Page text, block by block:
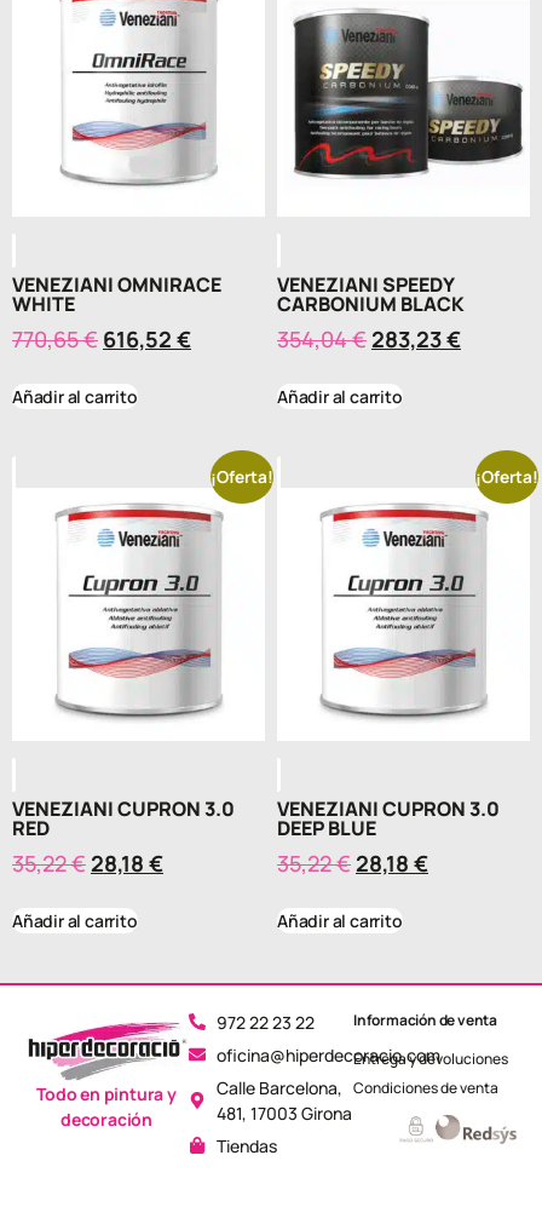
VENEZIANI OMNIRACE
WHITE
770,65€ 616,52 €
Añadir al carrito
VENEZIANI SPEEDY
CARBONIUM BLACK
354,04€ 283,23€
Añadir al carrito
¡Oferta!
VENEZIANI CUPRON 3.0
RED
35,22€ 28,18 €
Añadir al carrito
¡Oferta!
VENEZIANI CUPRON 3.0
DEEP BLUE
35,22€ 28,18 €
Añadir al carrito
972 22 23 22
oficina@hiperdecoracio.com
Calle Barcelona, ​​
481, 17003 Girona
Tiendas
Todo en pintura y
decoración
Información de venta
Entrega y devoluciones
Condiciones de venta